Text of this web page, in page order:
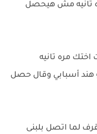
تانيه مش هيحصل
مره تانيه
هند أسبابي وقال حصل
لما اتصل بلبنى